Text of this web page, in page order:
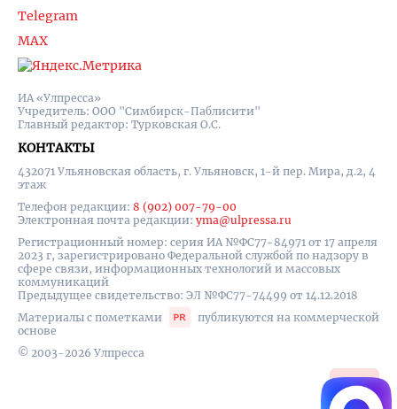
ИА «Улпресса»
Учредитель: ООО "Симбирск-Паблисити"
Главный редактор: Турковская О.С.
КОНТАКТЫ
432071 Ульяновская область, г. Ульяновск, 1-й пер. Мира, д.2, 4
этаж
Телефон редакции: 8 (902) 007-79-00
Электронная почта редакции: yma@ulpressa.ru
Регистрационный номер: серия ИА №ФС77-84971 от 17 апреля
2023 г, зарегистрировано Федеральной службой по надзору в
сфере связи, информационных технологий и массовых
коммуникаций
Предыдущее свидетельство: ЭЛ №ФС77-74499 от 14.12.2018
Материалы с пометками
публикуются на коммерческой
основе
© 2003-2026 Улпресса
Telegram
MAX